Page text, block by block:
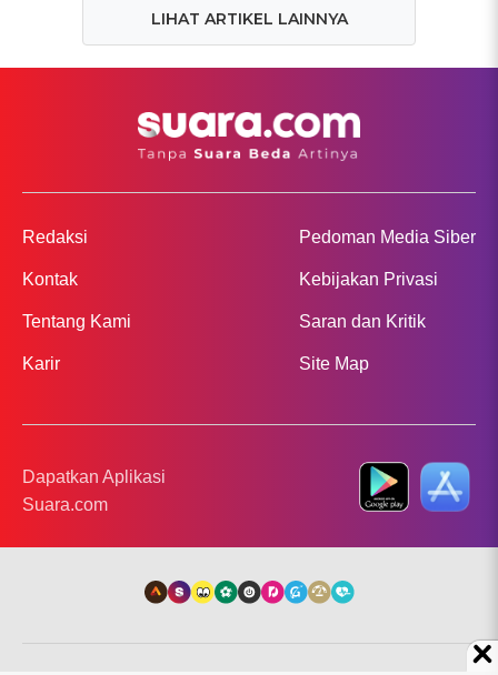
LIHAT ARTIKEL LAINNYA
Redaksi
Kontak
Tentang Kami
Karir
Pedoman Media Siber
Kebijakan Privasi
Saran dan Kritik
Site Map
Dapatkan Aplikasi
Suara.com